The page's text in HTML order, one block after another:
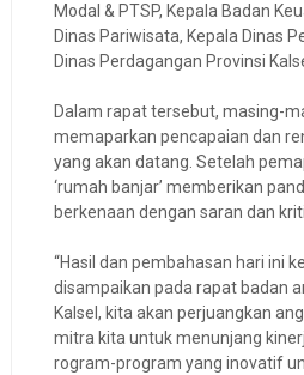
Modal & PTSP, Kepala Badan
Dinas Pariwisata, Kepala Dinas
Dinas Perdagangan Provinsi
Dalam rapat tersebut, masing-
memaparkan pencapaian dan
yang akan datang. Setelah
‘rumah banjar’ memberikan
berkenaan dengan saran dan
“Hasil dan pembahasan hari ini
disampaikan pada rapat badan
Kalsel, kita akan perjuangkan
mitra kita untuk menunjang
rogram-program yang inovatif